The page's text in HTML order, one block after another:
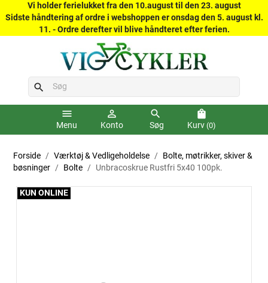
Vi holder ferielukket fra den 10.august til den 23. august
Sidste håndtering af ordre i webshoppen er onsdag den 5. august kl.
11. - Ordre derefter vil blive håndteret efter ferien.
search
menu
Menu
person_outline
Konto
search
Søg
shopping_bag
Kurv (0)
Forside Værktøj & Vedligeholdelse
Bolte, møtrikker, skiver &
bøsninger
Bolte Unbracoskrue Rustfri 5x40 100pk.
KUN ONLINE